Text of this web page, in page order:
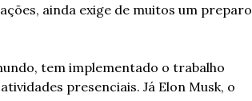
ainda exige de muitos um preparo
tem implementado o trabalho
presenciais. Já Elon Musk, o